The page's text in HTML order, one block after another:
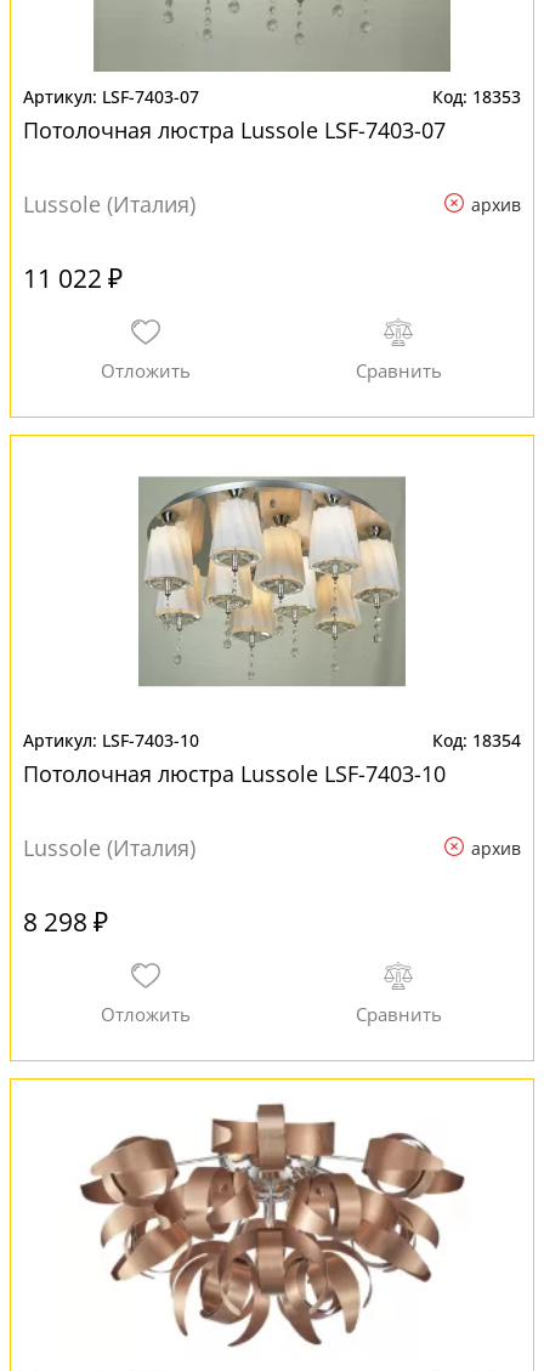
LSF-7403-07 18353
Потолочная люстра Lussole LSF-7403-07
Lussole (Италия) архив
11 022 ₽
LSF-7403-10 18354
Потолочная люстра Lussole LSF-7403-10
Lussole (Италия) архив
8 298 ₽